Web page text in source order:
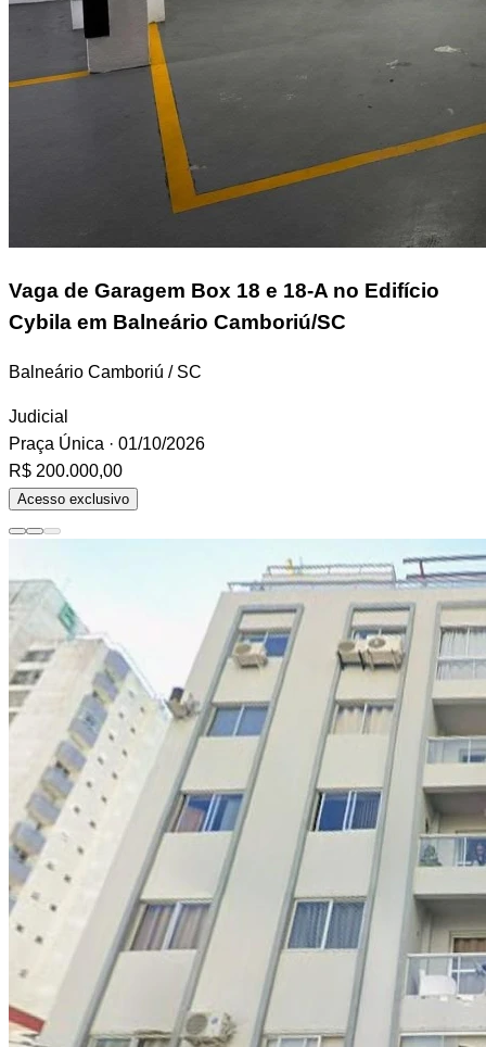
Vaga de Garagem Box 18 e 18-A no Edifício
Cybila em Balneário Camboriú/SC
Balneário Camboriú / SC
Judicial
Praça Única · 01/10/2026
R$ 200.000,00
Acesso exclusivo